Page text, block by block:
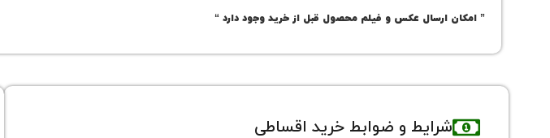
” امکان ارسال عکس و فیلم محصول قبل از خرید وجود دارد “
شرایط و ضوابط خرید اقساطی